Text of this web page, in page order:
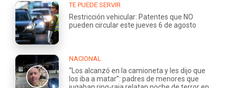
TE PUEDE SERVIR
Restricción vehicular: Patentes que NO
pueden circular este jueves 6 de agosto
NACIONAL
“Los alcanzó en la camioneta y les dijo que
los iba a matar”: padres de menores que